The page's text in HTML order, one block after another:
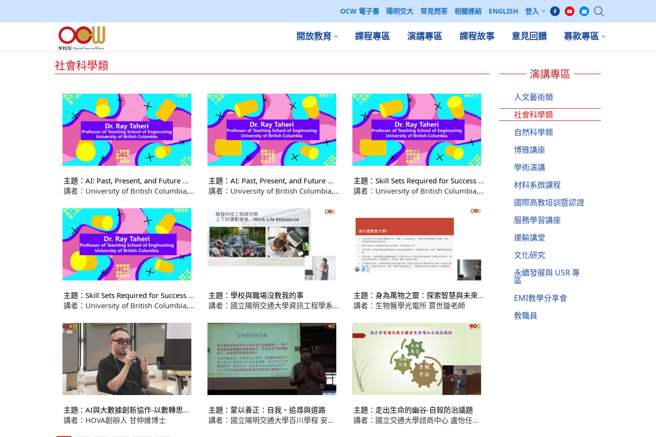
OCW 電子書 陽明交大 常見問答 相關連結 ENGLISH 登入
開放教育 課程專區 演講專區 課程故事 意見回饋 募款專區
社會科學類
主題：AI: Past, Present, and Future —
Exploring Its Impact on Everyday Life
講者：University of British Columbia,
主題：AI: Past, Present, and Future —
Exploring Its Impact on Everyday Life
講者：University of British Columbia,
主題：Skill Sets Required for Success in
the 21st Century (part.2)
講者：University of British Columbia,
主題：Skill Sets Required for Success in
the 21st Century (part.1)
講者：University of British Columbia,
主題：學校與職場沒教我的事
講者：國立陽明交通大學資訊工程學系
主題：身為萬物之靈：探索智慧與未來的
旅程
講者：生物醫學光電所 賈世璇老師
主題：AI與大數據創新協作-以數轉思維
促成視障友善多元包容的社會發展
講者：HOVA創辦人 甘仲維博士
主題：蒙以養正：自我、追尋與道路
講者：國立陽明交通大學百川學程 安勤
主題：走出生命的幽谷-自殺防治議題
講者：國立交通大學諮商中心 盧怡任主
演講專區
人文藝術類
社會科學類
自然科學類
博雅講座
學術演講
材料系微課程
國際高教培訓暨認證
服務學習講座
運輸講堂
文化研究
永續發展與 USR 專
區
EMI教學分享會
教職員